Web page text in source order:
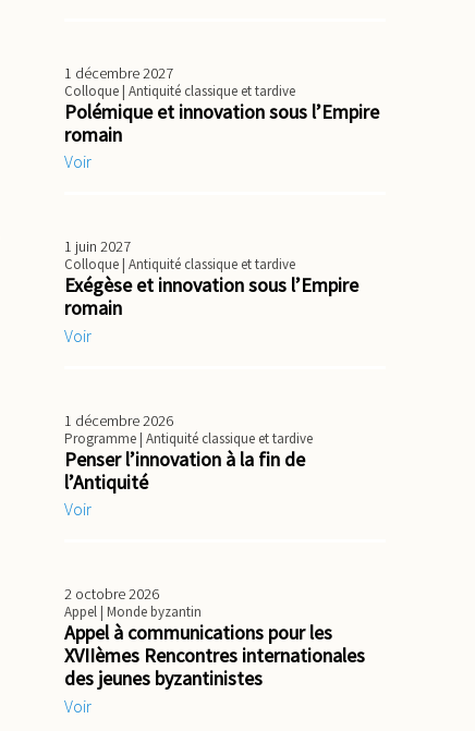
1 décembre 2027
Colloque| Antiquité classique et tardive
Polémique et innovation sous l’Empire
romain
Voir
1 juin 2027
Colloque| Antiquité classique et tardive
Exégèse et innovation sous l’Empire
romain
Voir
1 décembre 2026
Programme| Antiquité classique et tardive
Penser l’innovation à la fin de
l’Antiquité
Voir
2 octobre 2026
Appel| Monde byzantin
Appel à communications pour les
XVIIèmes Rencontres internationales
des jeunes byzantinistes
Voir